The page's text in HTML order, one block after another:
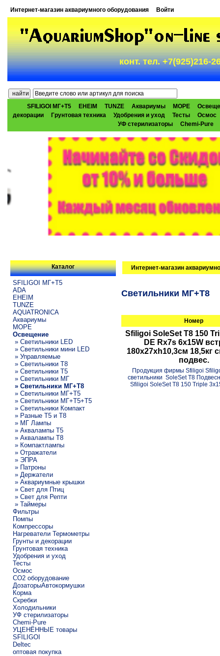
Интернет-магазин аквариумного оборудования Войти
конт. тел. +7(925)216-
SFILIGOI МГ+Т5 EHEIM TUNZE Аквариумы МОРЕ
декорации
Грунтовая техника Удобрения и уход Тесты
Осмос
УФ стерилизаторы
Chemi-Pure
Каталог
SFILIGOI МГ+Т5
ADA
EHEIM
TUNZE
AQUATRONICA
Аквариумы
МОРЕ
Освещение
» Светильники LED
» Светильники мини LED
» Управляемые
» Светильники T8
» Светильники T5
» Светильники МГ
» Светильники МГ+T8
» Светильники МГ+T5
» Светильники МГ+T5+T5
» Светильники Компакт
» Разные T5 и T8
» МГ Лампы
» Аквалампы T5
» Аквалампы T8
» Компактлампы
» Отражатели
» ЭПРА
» Патроны
» Держатели
» Аквариумные крышки
» Свет для Птиц
» Свет для Репти
» Таймеры
Фильтры
Помпы
Компрессоры
Нагреватели Термометры
Грунты и декорации
Грунтовая техника
Удобрения и уход
Тесты
Осмос
CO2 оборудование
ДозаторыАвтокормушки
Корма
Скребки
Холодильники
УФ стерилизаторы
Chemi-Pure
УЦЕНЁННЫЕ товары
SFILIGOI
Deltec
оптовая покупка
Интернет-магазин
Светильники МГ+T8
Номер
Sfiligoi SoleSet T8 150
DE Rx7s 6x15W
180x27xh10,3см 18,5кг
подвес.
Продукция фирмы Sfiligoi
светильники SoleSet T8
Sfiligoi SoleSet T8 150 Triple